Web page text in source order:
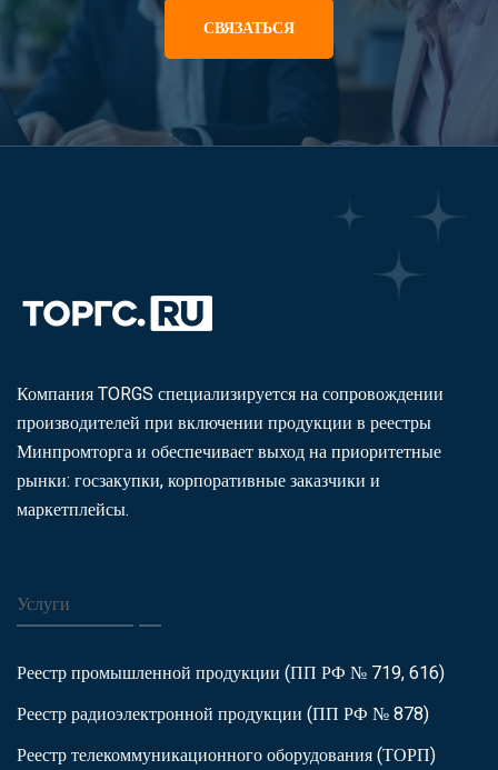
СВЯЗАТЬСЯ
Компания TORGS специализируется на сопровождении
производителей при включении продукции в реестры
Минпромторга и обеспечивает выход на приоритетные
рынки: госзакупки, корпоративные заказчики и
маркетплейсы.
Услуги
Реестр промышленной продукции (ПП РФ № 719, 616)
Реестр радиоэлектронной продукции (ПП РФ № 878)
Реестр телекоммуникационного оборудования (ТОРП)